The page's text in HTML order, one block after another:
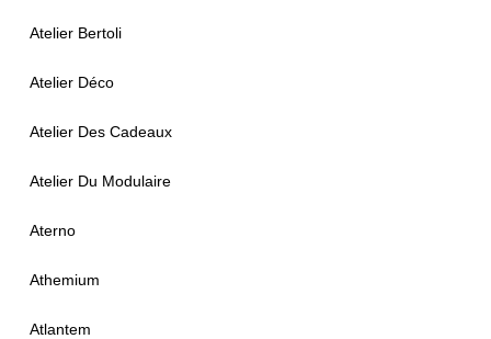
Atelier Bertoli
Atelier Déco
Atelier Des Cadeaux
Atelier Du Modulaire
Aterno
Athemium
Atlantem